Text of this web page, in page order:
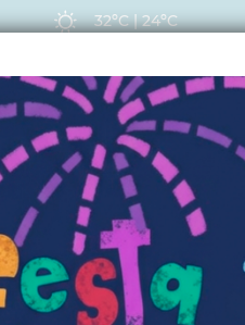
VIURE A
32ºC|24ºC